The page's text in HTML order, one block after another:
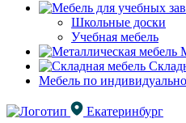
Школьные доски
Учебная мебель
Мебель по
Екатеринбург